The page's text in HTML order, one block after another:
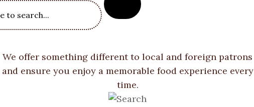
We offer something different to local and foreign patrons
and ensure you enjoy a memorable food experience every
time.